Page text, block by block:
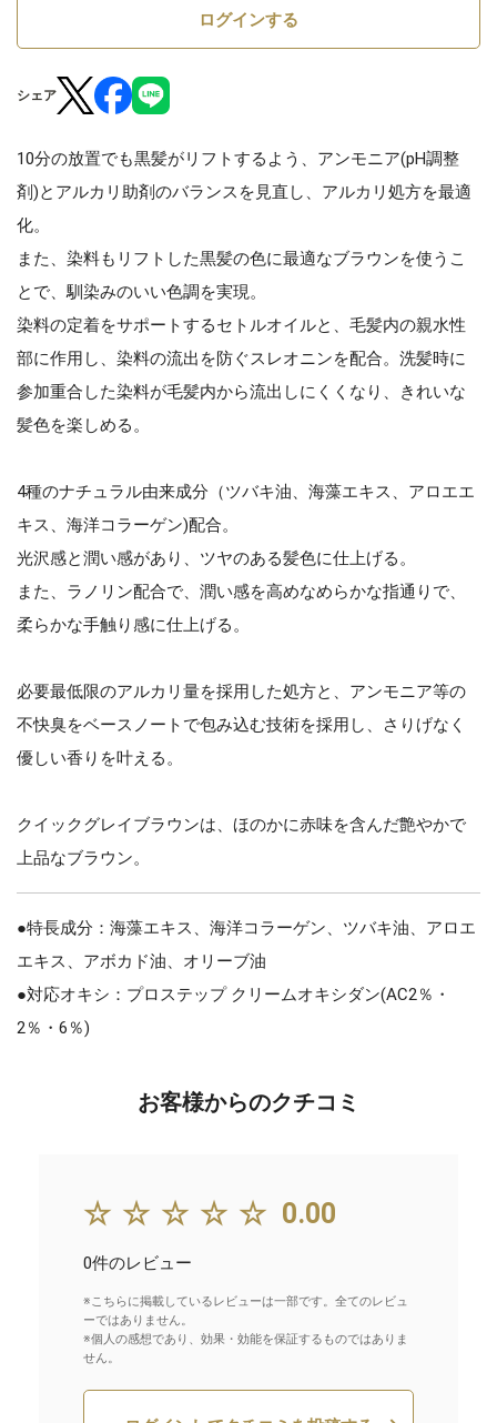
ログインする
シェア
10分の放置でも黒髪がリフトするよう、アンモニア(pH調整
剤)とアルカリ助剤のバランスを見直し、アルカリ処方を最適
化。
また、染料もリフトした黒髪の色に最適なブラウンを使うこ
とで、馴染みのいい色調を実現。
染料の定着をサポートするセトルオイルと、毛髪内の親水性
部に作用し、染料の流出を防ぐスレオニンを配合。洗髪時に
参加重合した染料が毛髪内から流出しにくくなり、きれいな
髪色を楽しめる。
4種のナチュラル由来成分（ツバキ油、海藻エキス、アロエエ
キス、海洋コラーゲン)配合。
光沢感と潤い感があり、ツヤのある髪色に仕上げる。
また、ラノリン配合で、潤い感を高めなめらかな指通りで、
柔らかな手触り感に仕上げる。
必要最低限のアルカリ量を採用した処方と、アンモニア等の
不快臭をベースノートで包み込む技術を採用し、さりげなく
優しい香りを叶える。
クイックグレイブラウンは、ほのかに赤味を含んだ艶やかで
上品なブラウン。
●特長成分：海藻エキス、海洋コラーゲン、ツバキ油、アロエ
エキス、アボカド油、オリーブ油
●対応オキシ：プロステップ クリームオキシダン(AC2％・
2％・6％)
お客様からのクチコミ
☆☆☆☆☆ 0.00
0件のレビュー
※こちらに掲載しているレビューは一部です。全てのレビュ
ーではありません。
※個人の感想であり、効果・効能を保証するものではありま
せん。